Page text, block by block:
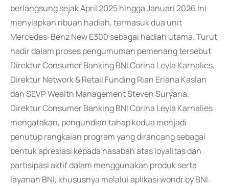
berlangsung sejak April 2025 hingga Januari 2026 ini
menyiapkan ribuan hadiah, termasuk dua unit
Mercedes-Benz New E300 sebagai hadiah utama. Turut
hadir dalam proses pengumuman pemenang tersebut
Direktur Consumer Banking BNI Corina Leyla Karnalies,
Direktur Network & Retail Funding Rian Eriana Kaslan
dan SEVP Wealth Management Steven Suryana.
Direktur Consumer Banking BNI Corina Leyla Karnalies
mengatakan, pengundian tahap kedua menjadi
penutup rangkaian program yang dirancang sebagai
bentuk apresiasi kepada nasabah atas loyalitas dan
partisipasi aktif dalam menggunakan produk serta
layanan BNI, khususnya melalui aplikasi wondr by BNI.